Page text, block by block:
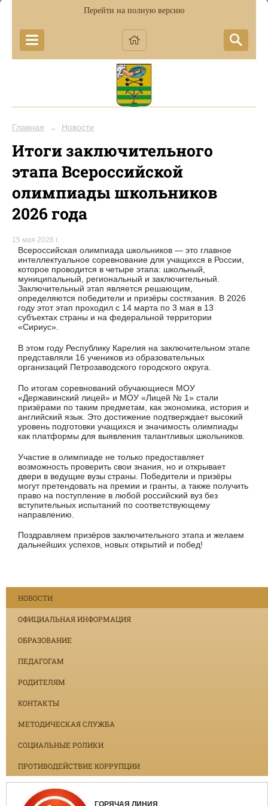
Перейти на полную версию
Главная → Новости
Итоги заключительного
этапа Всероссийской
олимпиады школьников
2026 года
15 мая 2026 г.
Всероссийская олимпиада школьников — это главное
интеллектуальное соревнование для учащихся в России,
которое проводится в четыре этапа: школьный,
муниципальный, региональный и заключительный.
Заключительный этап является решающим,
определяются победители и призёры состязания. В 2026
году этот этап проходил с 14 марта по 3 мая в 13
субъектах страны и на федеральной территории
«Сириус».
В этом году Республику Карелия на заключительном этапе
представляли 16 учеников из образовательных
организаций Петрозаводского городского округа.
По итогам соревнований обучающиеся МОУ
«Державинский лицей» и МОУ «Лицей № 1» стали
призёрами по таким предметам, как экономика, история и
английский язык. Это достижение подтверждает высокий
уровень подготовки учащихся и значимость олимпиады
как платформы для выявления талантливых школьников.
Участие в олимпиаде не только предоставляет
возможность проверить свои знания, но и открывает
двери в ведущие вузы страны. Победители и призёры
могут претендовать на премии и гранты, а также получить
право на поступление в любой российский вуз без
вступительных испытаний по соответствующему
направлению.
Поздравляем призёров заключительного этапа и желаем
дальнейших успехов, новых открытий и побед!
НОВОСТИ
ОФИЦИАЛЬНАЯ ИНФОРМАЦИЯ
ОБРАЗОВАНИЕ
ПЕДАГОГАМ
РОДИТЕЛЯМ
КОНТАКТЫ
МЕТОДИЧЕСКАЯ СЛУЖБА
СОЦИАЛЬНЫЕ РОЛИКИ
ПРОТИВОДЕЙСТВИЕ КОРРУПЦИИ
ГОРЯЧАЯ ЛИНИЯ